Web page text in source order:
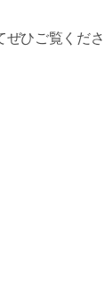
ひご覧くださ